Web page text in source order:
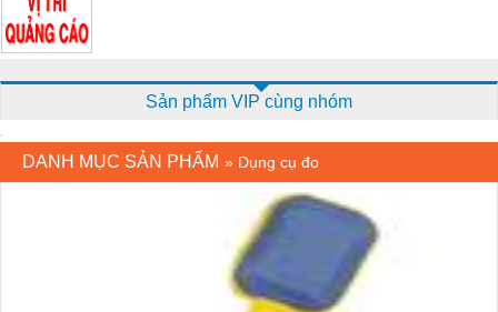
Sản phẩm VIP cùng nhóm
DANH MỤC SẢN PHẨM » Dụng cụ đo